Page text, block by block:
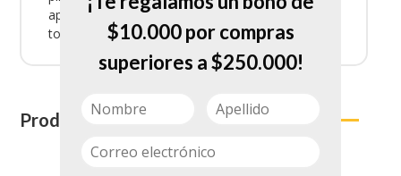
aplicación y lograr resultados profesionales en
todo tipo de superficies.
Productos relacionados
$10.000 por compras
superiores a $250.000!